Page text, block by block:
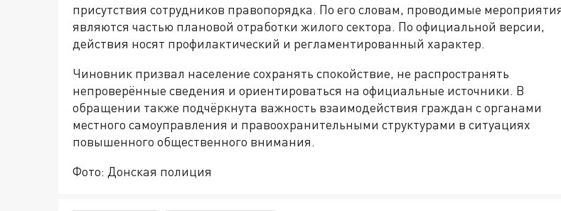
присутствия сотрудников правопорядка. По его словам, проводимые
являются частью плановой отработки жилого сектора. По официальной версии,
действия носят профилактический и регламентированный характер.
Чиновник призвал население сохранять спокойствие, не распространять
непроверённые сведения и ориентироваться на официальные источники. В
обращении также подчёркнута важность взаимодействия граждан с органами
местного самоуправления и правоохранительными структурами в ситуациях
повышенного общественного внимания.
Фото: Донская полиция